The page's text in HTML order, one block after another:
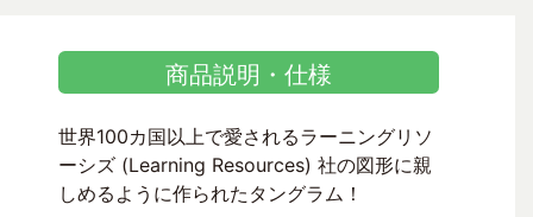
商品説明・仕様
世界100カ国以上で愛されるラーニングリソ
ーシズ (Learning Resources) 社の図形に親
しめるように作られたタングラム！